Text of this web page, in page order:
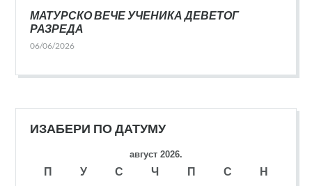
МАТУРСКО ВЕЧЕ УЧЕНИКА ДЕВЕТОГ
РАЗРЕДА
06/06/2026
ИЗАБЕРИ ПО ДАТУМУ
август 2026.
П У С Ч П С
Н